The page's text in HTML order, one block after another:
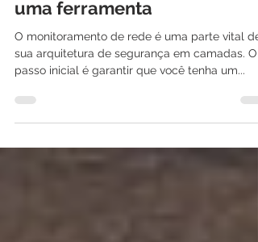
etapas para seguir ao adotar
uma ferramenta
O monitoramento de rede é uma parte vital de
passo inicial é garantir que você tenha um...